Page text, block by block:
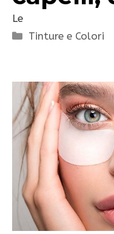
Le
Categorie
Tinture e Colori